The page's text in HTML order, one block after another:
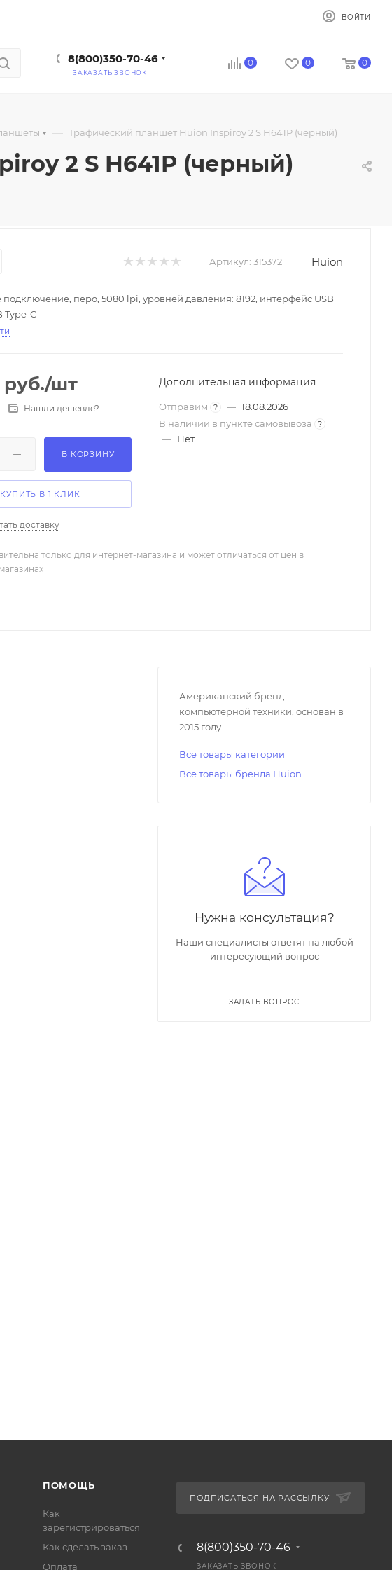
ВОЙТИ
8(800)350-70-46
ЗАКАЗАТЬ ЗВОНОК
0 0 0
— Графический планшет Huion Inspiroy 2 S H641P (черный)
2 S H641P (черный)
Артикул: 315372 Huion
перо, 5080 lpi, уровней давления: 8192, интерфейс USB
Type-C
руб./шт
Нашли дешевле?
В КОРЗИНУ
КУПИТЬ В 1 КЛИК
доставку
Дополнительная информация
Отправим ? — 18.08.2026
В наличии в пункте самовывоза
?
— Нет
только для интернет-магазина и может отличаться от цен в
Американский бренд
компьютерной техники, основан в
2015 году.
Все товары категории
Все товары бренда Huion
Нужна консультация?
Наши специалисты ответят на любой
интересующий вопрос
ЗАДАТЬ ВОПРОС
ПОМОЩЬ
Как
зарегистрироваться
Как сделать заказ
Оплата
ПОДПИСАТЬСЯ НА РАССЫЛКУ
8(800)350-70-46
ЗАКАЗАТЬ ЗВОНОК